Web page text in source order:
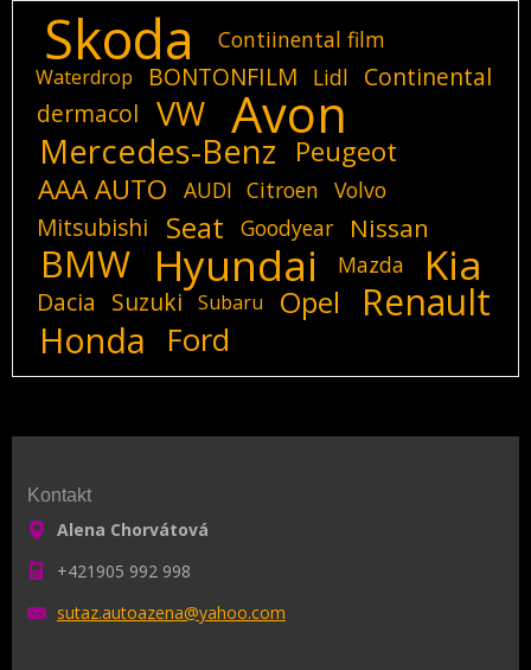
Skoda Contiinental film
Waterdrop BONTONFILM Lidl
Continental
dermacol
VW Avon
Mercedes-Benz
Peugeot
AAA AUTO
AUDI Citroen Volvo
Mitsubishi Seat Goodyear Nissan
BMW Hyundai Mazda Kia
Dacia Suzuki Subaru Opel Renault
Honda Ford
Kontakt
Alena Chorvátová
+421905 992 998
sutaz.autoazena@yahoo.com